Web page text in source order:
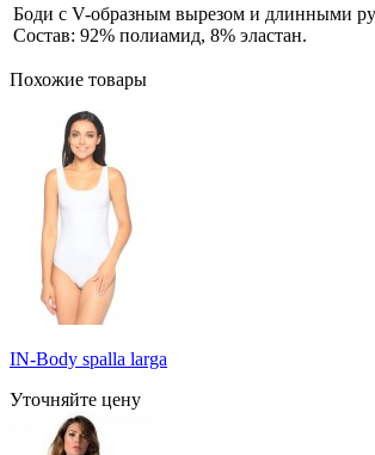
Боди с V-образным вырезом и длинными
Состав: 92% полиамид, 8% эластан.
Похожие товары
IN-Body spalla larga
Уточняйте цену